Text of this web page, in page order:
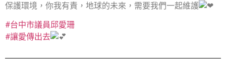
保護環境，你我有責，地球的未來，需要我們一起維護
#台中市議員邱愛珊
#讓愛傳出去